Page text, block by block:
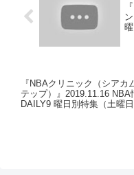
『NBAクリニック（シアカ
テップ）』2019.11.16 NBA
DAILY9 曜日別特集（土曜日